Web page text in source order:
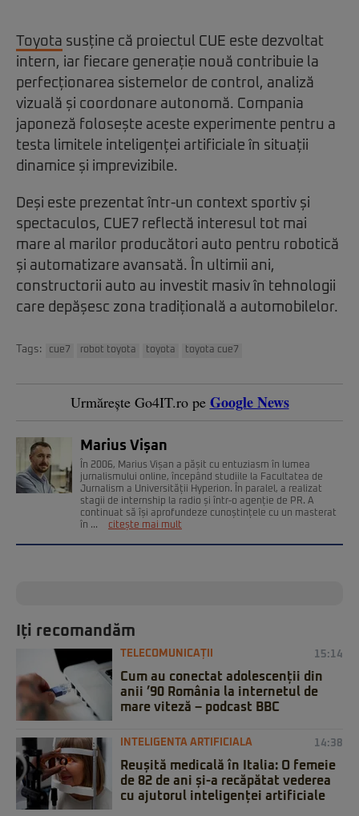
Toyota susține că proiectul CUE este dezvoltat
intern, iar fiecare generație nouă contribuie la
perfecționarea sistemelor de control, analiză
vizuală și coordonare autonomă. Compania
japoneză folosește aceste experimente pentru a
testa limitele inteligenței artificiale în situații
dinamice și imprevizibile.
Deși este prezentat într-un context sportiv și
spectaculos, CUE7 reflectă interesul tot mai
mare al marilor producători auto pentru robotică
și automatizare avansată. În ultimii ani,
constructorii auto au investit masiv în tehnologii
care depășesc zona tradițională a automobilelor.
Tags: cue7 robot toyota toyota toyota cue7
Urmărește Go4IT.ro pe Google News
Marius Vișan
În 2006, Marius Vișan a pășit cu entuziasm în lumea
jurnalismului online, începând studiile la Facultatea de
Jurnalism a Universității Hyperion. În paralel, a realizat
stagii de internship la radio și într-o agenție de PR. A
continuat să își aprofundeze cunoștințele cu un masterat
în ...
citește mai mult
Iți recomandăm
TELECOMUNICAȚII 15:14
Cum au conectat adolescenții din
anii ’90 România la internetul de
mare viteză – podcast BBC
INTELIGENTA ARTIFICIALA 14:38
Reușită medicală în Italia: O femeie
de 82 de ani și-a recăpătat vederea
cu ajutorul inteligenței artificiale